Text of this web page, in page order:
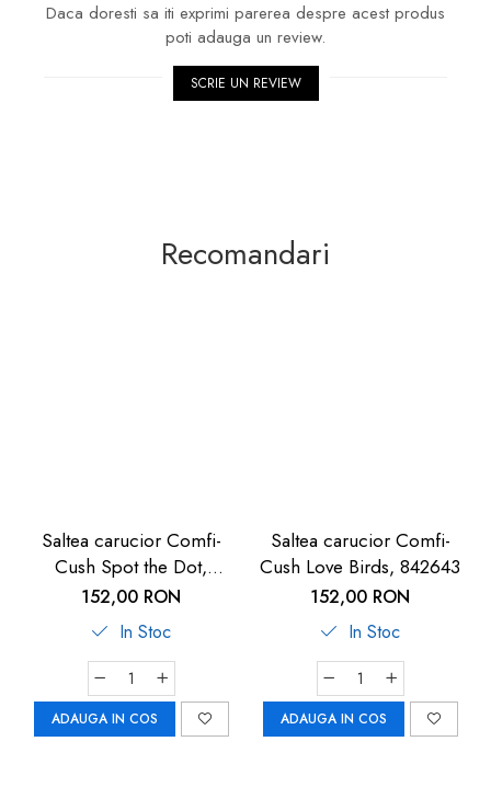
Daca doresti sa iti exprimi parerea despre acest produs
poti adauga un review.
SCRIE UN REVIEW
Recomandari
Saltea carucior Comfi-
Cush Spot the Dot,
841127
152,00 RON
In Stoc
ADAUGA IN COS
Saltea carucior Comfi-
Cush Love Birds, 842643
152,00 RON
In Stoc
ADAUGA IN COS